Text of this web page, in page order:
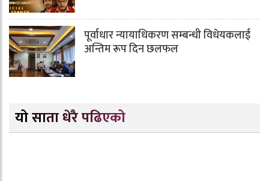
पूर्वाधार न्यायाधिकरण सम्बन्धी विधेयकलाई
अन्तिम रूप दिन छलफल
यो साता धेरै पढिएको